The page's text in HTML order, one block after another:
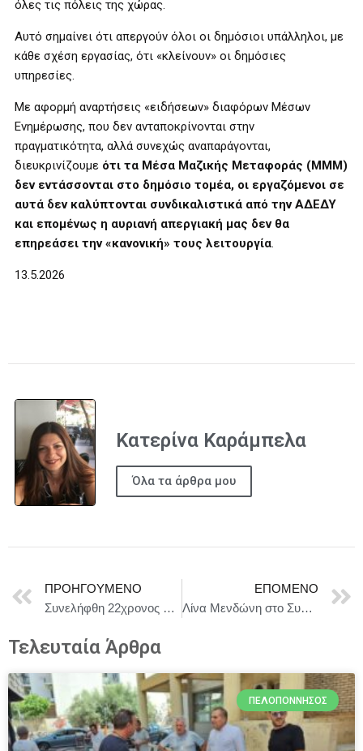
όλες τις πόλεις της χώρας.
Αυτό σημαίνει ότι απεργούν όλοι οι δημόσιοι υπάλληλοι, με
κάθε σχέση εργασίας, ότι «κλείνουν» οι δημόσιες
υπηρεσίες.
Με αφορμή αναρτήσεις «ειδήσεων» διαφόρων Μέσων
Ενημέρωσης, που δεν ανταποκρίνονται στην
πραγματικότητα, αλλά συνεχώς αναπαράγονται,
διευκρινίζουμε ότι τα Μέσα Μαζικής Μεταφοράς (ΜΜΜ)
δεν εντάσσονται στο δημόσιο τομέα, οι εργαζόμενοι σε
αυτά δεν καλύπτονται συνδικαλιστικά από την ΑΔΕΔΥ
και επομένως η αυριανή απεργιακή μας δεν θα
επηρεάσει την «κανονική» τους λειτουργία.
13.5.2026
Κατερίνα Καράμπελα
Όλα τα άρθρα μου
ΠΡΟΗΓΟΎΜΕΝΟ
Συνελήφθη 22χρονος ημεδαπός για διακίνηση ακατέργαστης κάνναβης στην περιοχή των Πατησίων
ΕΠΌΜΕΝΟ
Λίνα Μενδώνη στο Συμβούλιο Υπουργών Πολιτισμού της Ε.Ε.: «Ο Πολιτισμός είναι κρίσιμος παράγοντας ευρωπαϊκής ανθεκτικότητας και άμυνας»
Τελευταία Άρθρα
ΠΕΛΟΠΌΝΝΗΣΟΣ